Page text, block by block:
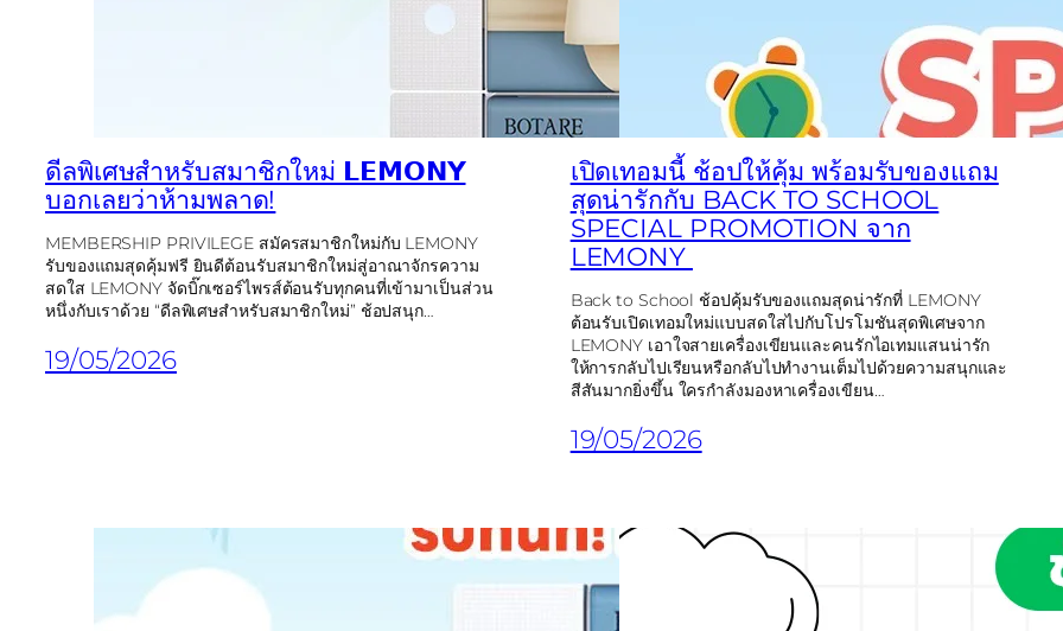
ดีลพิเศษสำหรับสมาชิกใหม่ 𝗟𝗘𝗠𝗢𝗡𝗬
บอกเลยว่าห้ามพลาด!
MEMBERSHIP PRIVILEGE สมัครสมาชิกใหม่กับ LEMONY
รับของแถมสุดคุ้มฟรี ยินดีต้อนรับสมาชิกใหม่สู่อาณาจักรความ
สดใส LEMONY จัดบิ๊กเซอร์ไพรส์ต้อนรับทุกคนที่เข้ามาเป็นส่วน
หนึ่งกับเราด้วย “ดีลพิเศษสำหรับสมาชิกใหม่” ช้อปสนุก…
19/05/2026
เปิดเทอมนี้ ช้อปให้คุ้ม พร้อมรับของแถม
สุดน่ารักกับ BACK TO SCHOOL
SPECIAL PROMOTION จาก
LEMONY
Back to School ช้อปคุ้มรับของแถมสุดน่ารักที่ LEMONY
ต้อนรับเปิดเทอมใหม่แบบสดใสไปกับโปรโมชันสุดพิเศษจาก
LEMONY เอาใจสายเครื่องเขียนและคนรักไอเทมแสนน่ารัก
ให้การกลับไปเรียนหรือกลับไปทำงานเต็มไปด้วยความสนุกและ
สีสันมากยิ่งขึ้น ใครกำลังมองหาเครื่องเขียน…
19/05/2026